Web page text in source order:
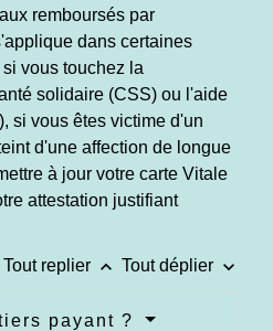
remboursés par
dans certaines
vous touchez la
solidaire (CSS) ou l'aide
si vous êtes victime d'un
d'une affection de longue
à jour votre carte Vitale
attestation justifiant
Tout replier keyboard_arrow_up Tout déplier keyboard_arrow_down
payant ?